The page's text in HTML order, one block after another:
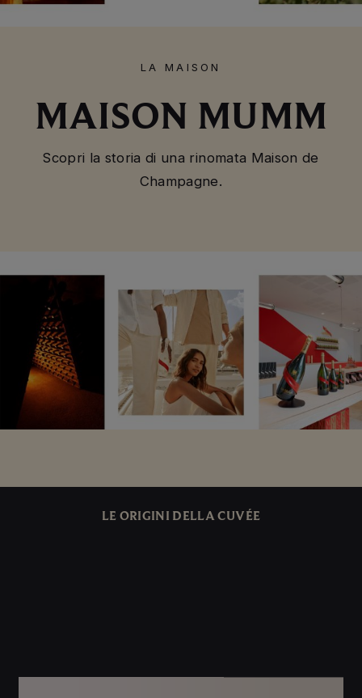
LA MAISON
MAISON MUMM
Scopri la storia di una rinomata Maison de
Champagne.
LE ORIGINI DELLA CUVÉE